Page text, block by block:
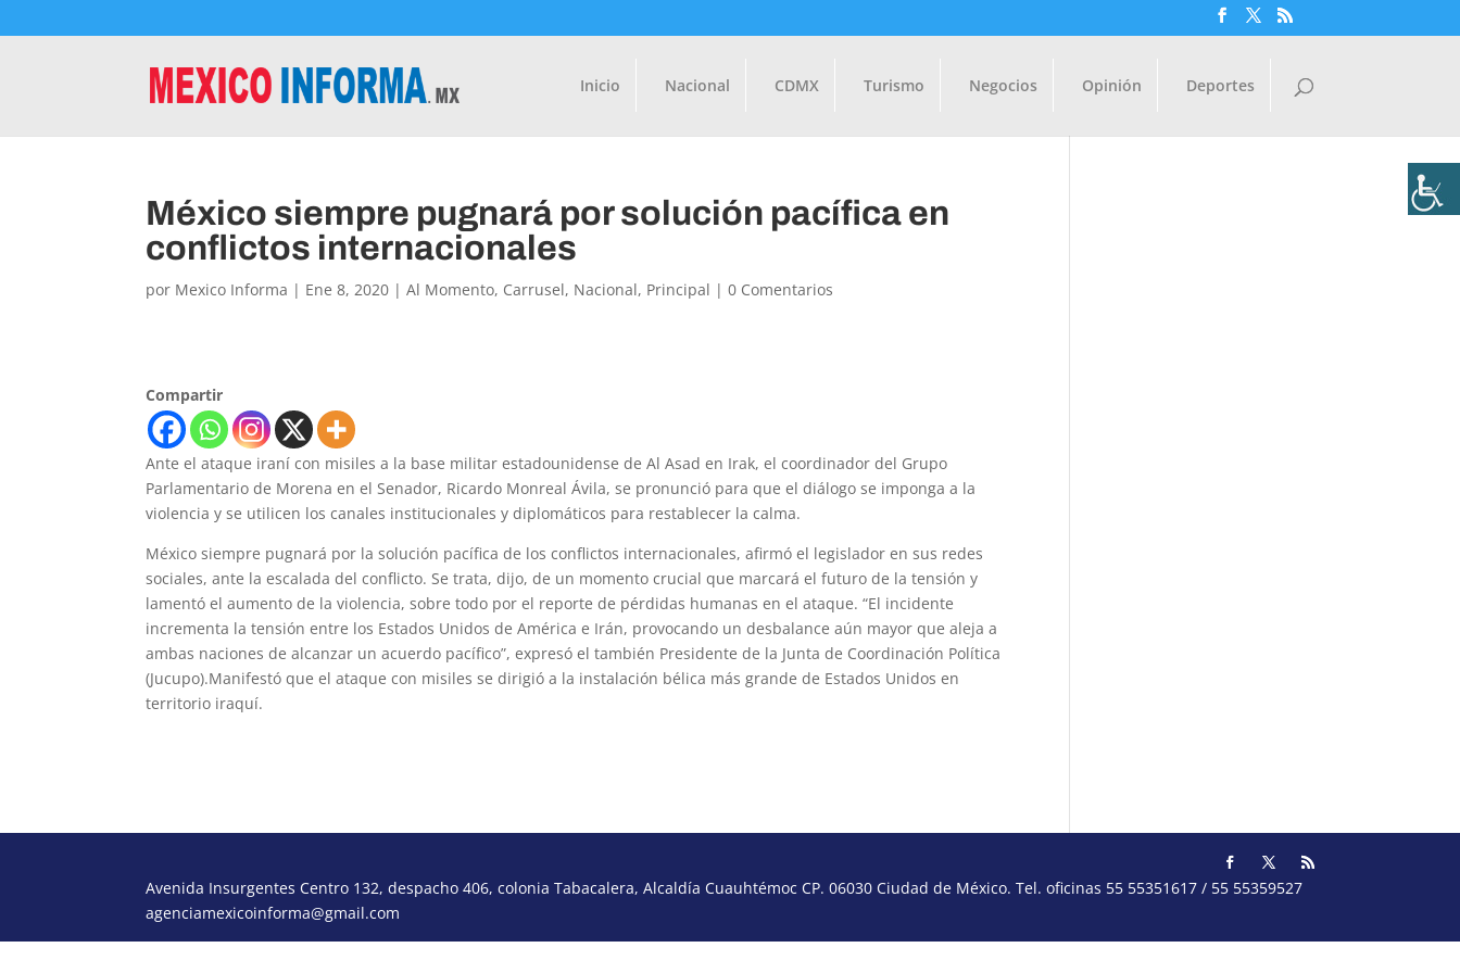
Inicio Nacional CDMX Turismo Negocios Opinión Deportes
México siempre pugnará por solución pacífica en
conflictos internacionales
por Mexico Informa | Ene 8, 2020 |Al Momento, Carrusel, Nacional, Principal |0 Comentarios
Compartir
Ante el ataque iraní con misiles a la base militar estadounidense de Al Asad en Irak, el coordinador del Grupo
Parlamentario de Morena en el Senador, Ricardo Monreal Ávila, se pronunció para que el diálogo se imponga a la
violencia y se utilicen los canales institucionales y diplomáticos para restablecer la calma.
​​México siempre pugnará por la solución pacífica de los conflictos internacionales, afirmó el legislador en sus redes
sociales, ante la escalada del conflicto. ​​Se trata, dijo, de un momento crucial que marcará el futuro de la tensión y
lamentó el aumento de la violencia, sobre todo por el reporte de pérdidas humanas en el ataque. ​​“El incidente
incrementa la tensión entre los Estados Unidos de América e Irán, provocando un desbalance aún mayor que aleja a
ambas naciones de alcanzar un acuerdo pacífico”, expresó el también Presidente de la Junta de Coordinación Política
(Jucupo).​​Manifestó que el ataque con misiles se dirigió a la instalación bélica más grande de Estados Unidos en
territorio iraquí. ​​​​
Avenida Insurgentes Centro 132, despacho 406, colonia Tabacalera, Alcaldía Cuauhtémoc CP. 06030 Ciudad de México. Tel. oficinas 55 55351617 / 55 55359527
agenciamexicoinforma@gmail.com